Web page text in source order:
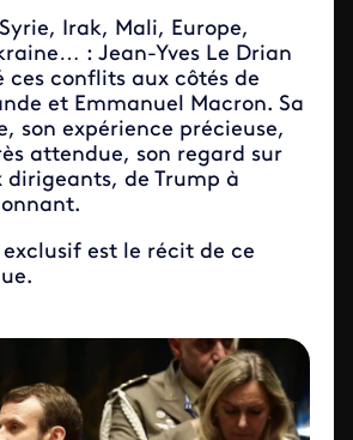
Irak, Mali, Europe,
: Jean-Yves Le Drian
ces conflits aux côtés de
et Emmanuel Macron. Sa
son expérience précieuse,
attendue, son regard sur
dirigeants, de Trump à
est le récit de ce